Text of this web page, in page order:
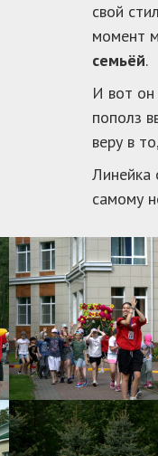
свой
момент
семьёй.
И вот он
пополз
веру в
Линейка
самому